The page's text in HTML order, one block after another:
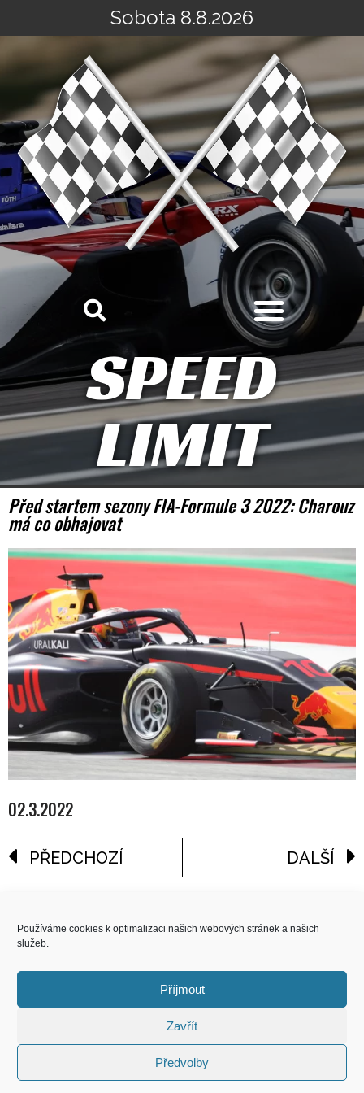
Používáme cookies k optimalizaci našich webových stránek a našich
služeb.
Příjmout
Zavřít
Předvolby
na
Sobota 8.8.2026
SPEED
LIMIT
Před startem sezony FIA-Formule 3 2022: Charouz
má co obhajovat
02.3.2022
PŘEDCHOZÍ DALŠÍ
COPYRIGHT
© 2026 Speed Limit,
All Rights Reserved